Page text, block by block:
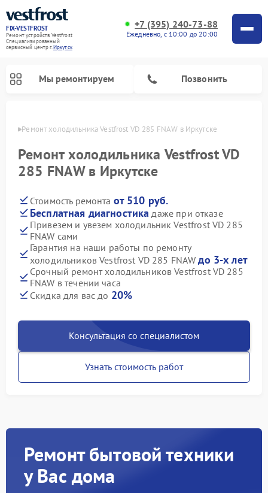
FIX-VESTFROST
Ремонт устройств Vestfrost
Специализированный
cервисный центр г.Иркутск
+7 (395) 240-73-88
Ежедневно, с 10:00 до 20:00
Мы ремонтируем Позвонить
Ремонт холодильника Vestfrost VD 285 FNAW в Иркутске
Ремонт холодильника Vestfrost VD
285 FNAW в Иркутске
Стоимость ремонта от 510 руб.
Бесплатная диагностика даже при отказе
Привезем и увезем холодильник Vestfrost VD 285
FNAW сами
Гарантия на наши работы по ремонту
холодильников Vestfrost VD 285 FNAWдо 3-х лет
Срочный ремонт холодильников Vestfrost VD 285
FNAW в течении часа
Скидка для вас до 20%
Консультация со специалистом
Узнать стоимость работ
Ремонт бытовой техники
у Вас дома